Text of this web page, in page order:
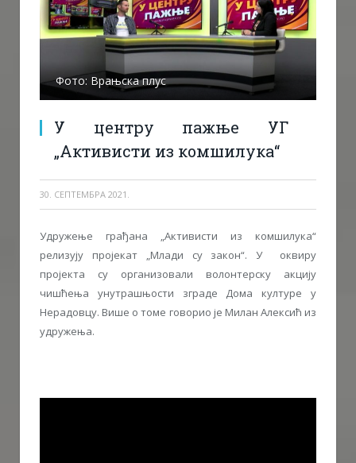
Фото: Врањска плус
У центру пажње УГ
„Активисти из комшилука“
30. СЕПТЕМБРА 2021.
Удружење грађана „Активисти из комшилука“
релизују пројекат „Млади су закон“. У оквиру
пројекта су организовали волонтерску акцију
чишћења унутрашњости зграде Дома културе у
Нерадовцу. Више о томе говорио је Милан Алексић из
удружења.